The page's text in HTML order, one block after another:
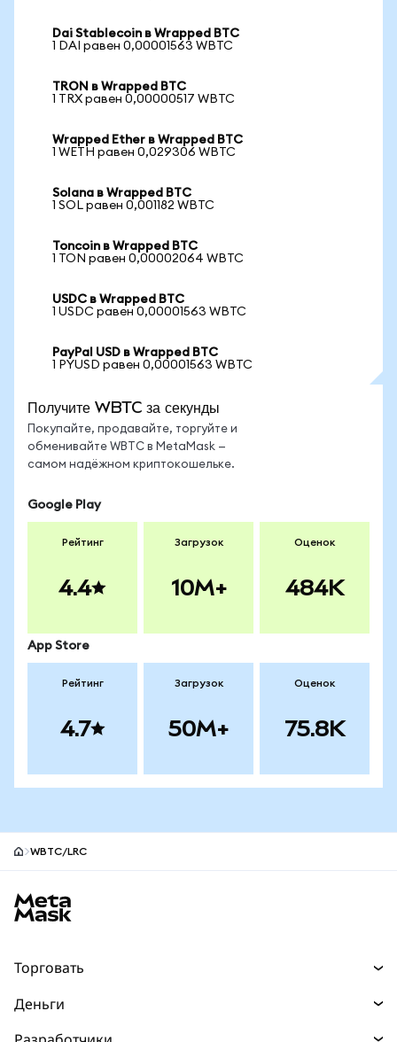
Dai Stablecoin в Wrapped BTC
1 DAI равен 0,00001563 WBTC
TRON в Wrapped BTC
1 TRX равен 0,00000517 WBTC
Wrapped Ether в Wrapped BTC
1 WETH равен 0,029306 WBTC
Solana в Wrapped BTC
1 SOL равен 0,001182 WBTC
Toncoin в Wrapped BTC
1 TON равен 0,00002064 WBTC
USDC в Wrapped BTC
1 USDC равен 0,00001563 WBTC
PayPal USD в Wrapped BTC
1 PYUSD равен 0,00001563 WBTC
Получите WBTC за секунды
Покупайте, продавайте, торгуйте и
обменивайте WBTC в MetaMask —
самом надёжном криптокошельке.
Google Play
Рейтинг
4.4
Загрузок
10M+
Оценок
484K
App Store
Рейтинг
4.7
Загрузок
50M+
Оценок
75.8K
WBTC/LRC
Торговать
Деньги